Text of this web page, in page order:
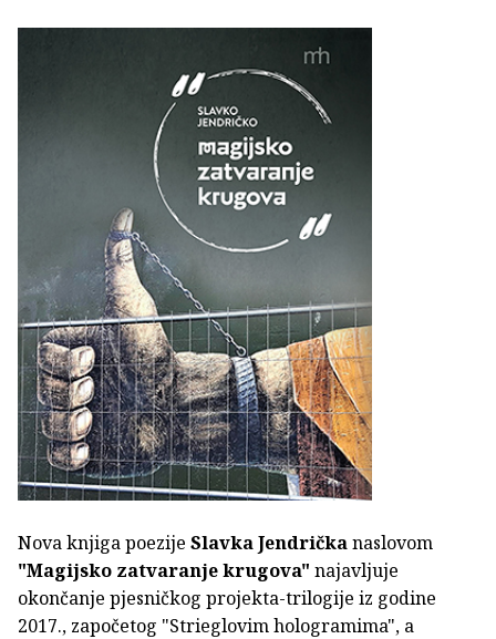
Nova knjiga poezije Slavka Jendričkanaslovom
"Magijsko zatvaranje krugova" najavljuje
okončanje pjesničkog projekta-trilogije iz godine
2017., započetog "Strieglovim hologramima", a